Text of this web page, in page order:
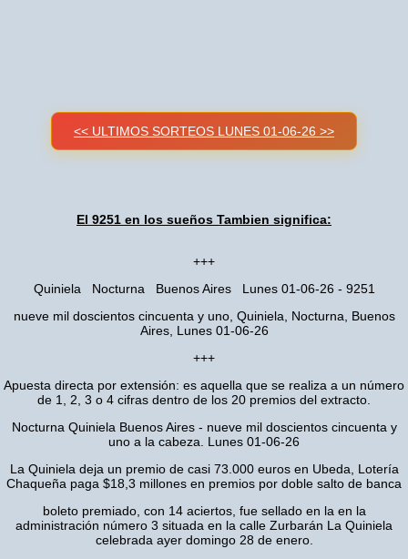
<< ULTIMOS SORTEOS LUNES 01-06-26 >>
El 9251 en los sueños Tambien significa:
+++
Quiniela Nocturna Buenos Aires Lunes 01-06-26 - 9251
nueve mil doscientos cincuenta y uno, Quiniela, Nocturna, Buenos
Aires, Lunes 01-06-26
+++
Apuesta directa por extensión: es aquella que se realiza a un número
de 1, 2, 3 o 4 cifras dentro de los 20 premios del extracto.
Nocturna Quiniela Buenos Aires - nueve mil doscientos cincuenta y
uno a la cabeza. Lunes 01-06-26
La Quiniela deja un premio de casi 73.000 euros en Ubeda, Lotería
Chaqueña paga $18,3 millones en premios por doble salto de banca
boleto premiado, con 14 aciertos, fue sellado en la en la
administración número 3 situada en la calle Zurbarán La Quiniela
celebrada ayer domingo 28 de enero.